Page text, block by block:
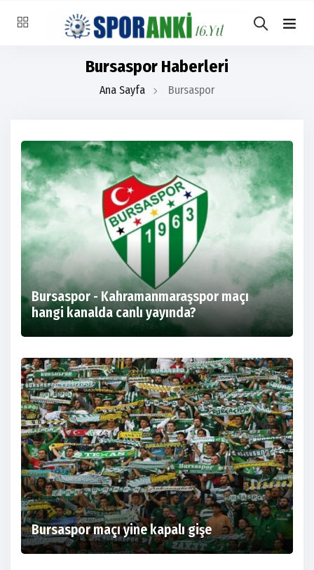
Bursaspor Haberleri
Ana Sayfa Bursaspor
Bursaspor - Kahramanmaraşspor maçı
hangi kanalda canlı yayında?
Bursaspor maçı yine kapalı gişe